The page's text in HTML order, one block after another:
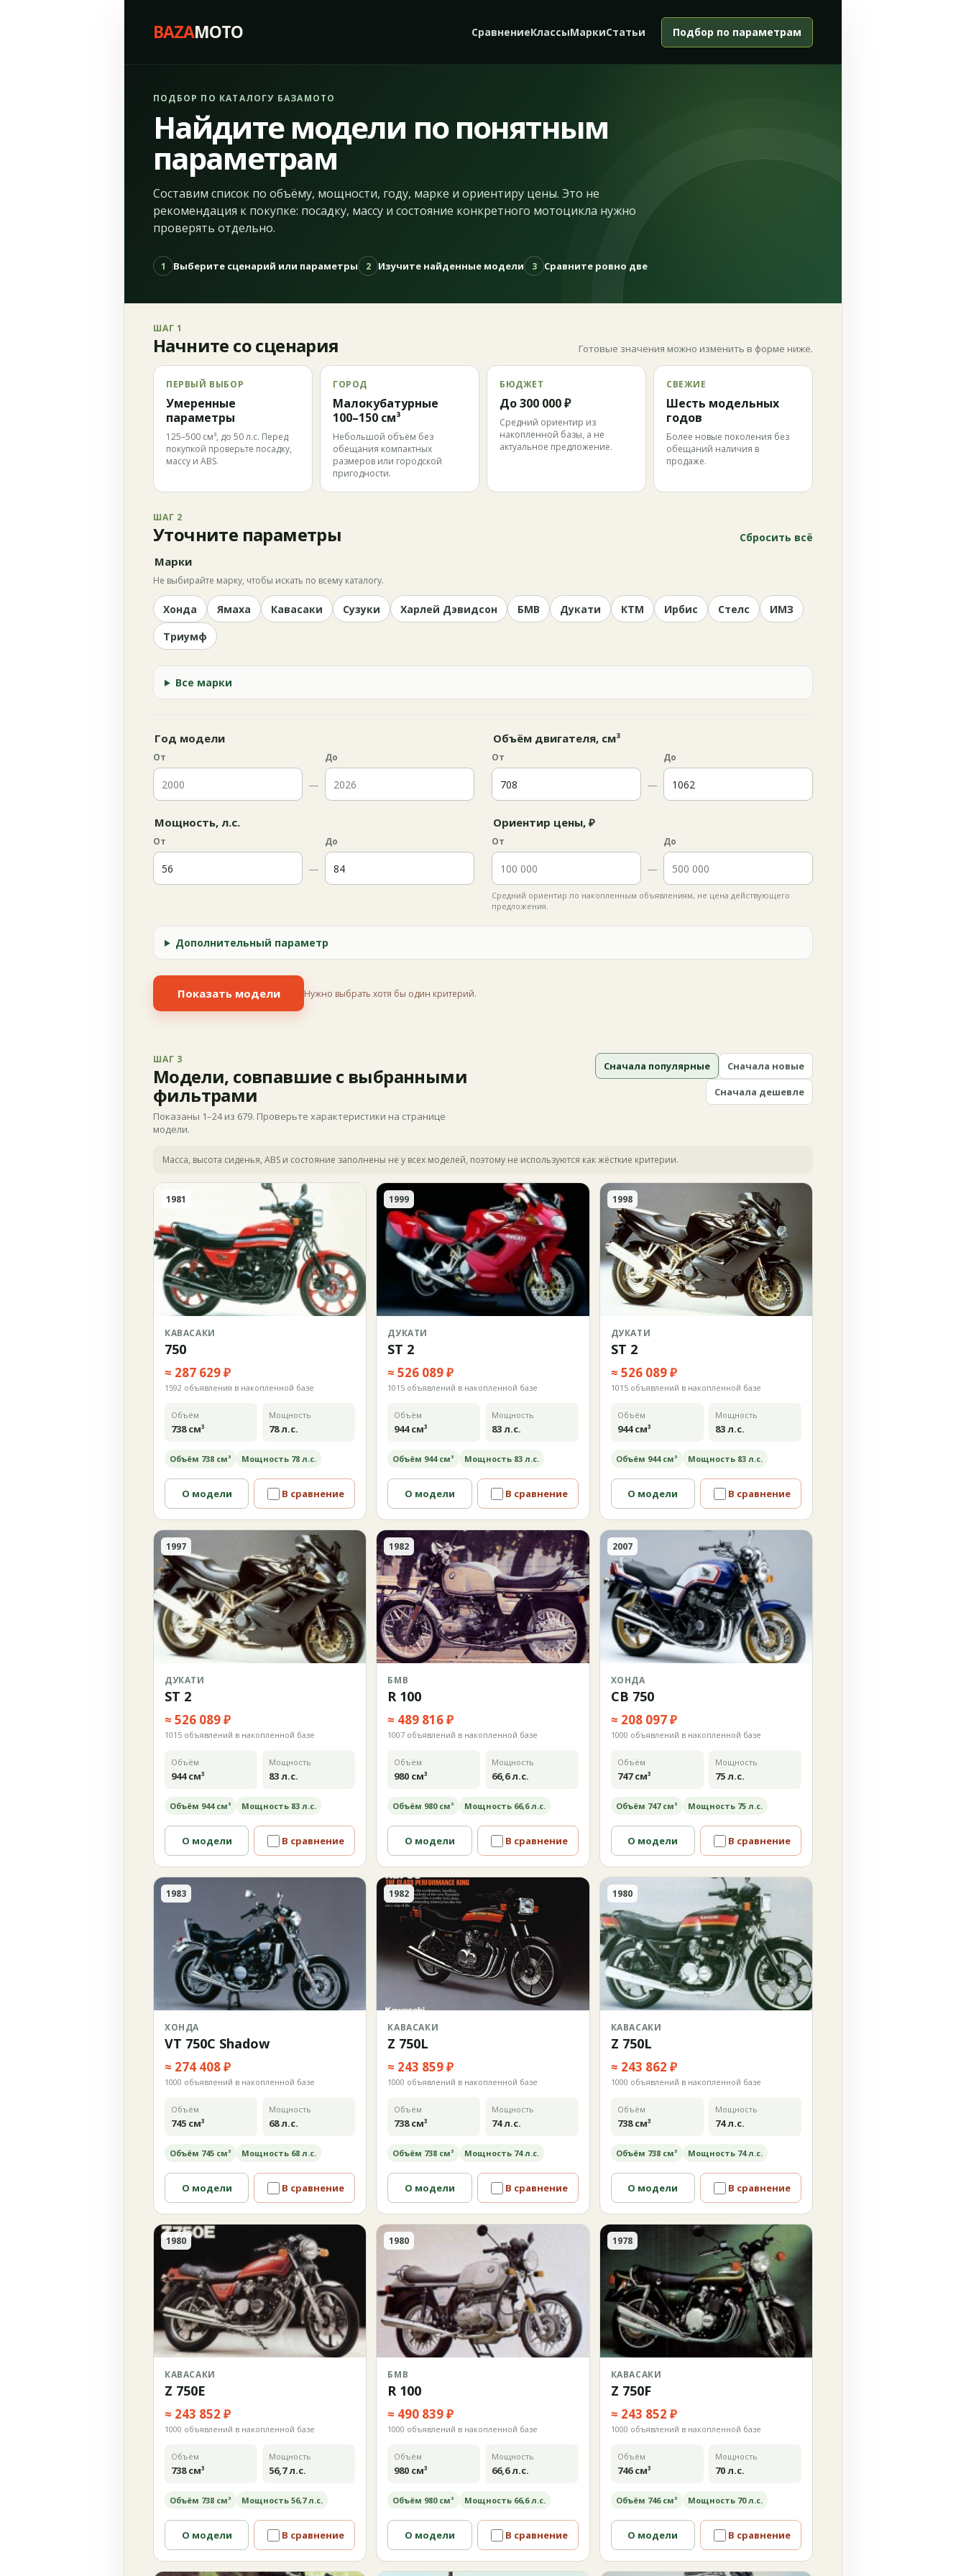
BAZAMOTO СравнениеКлассыМаркиСтатьи Подбор по параметрам
ПОДБОР ПО КАТАЛОГУ БАЗАМОТО
Найдите модели по понятным
параметрам
Составим список по объёму, мощности, году, марке и ориентиру цены. Это не
рекомендация к покупке: посадку, массу и состояние конкретного мотоцикла нужно
проверять отдельно.
1 Выберите сценарий или параметры 2 Изучите найденные модели 3 Сравните ровно две
ШАГ 1
Начните со сценария Готовые значения можно изменить в форме ниже.
ПЕРВЫЙ ВЫБОР
Умеренные
параметры
125–500 см³, до 50 л.с. Перед
покупкой проверьте посадку,
массу и ABS.
ГОРОД
Малокубатурные
100–150 см³
Небольшой объём без
обещания компактных
размеров или городской
пригодности.
БЮДЖЕТ
До 300 000 ₽
Средний ориентир из
накопленной базы, а не
актуальное предложение.
СВЕЖИЕ
Шесть модельных
годов
Более новые поколения без
обещаний наличия в
продаже.
ШАГ 2
Уточните параметры Сбросить всё
Марки
Не выбирайте марку, чтобы искать по всему каталогу.
Хонда Ямаха Кавасаки Сузуки Харлей Дэвидсон БМВ Дукати КТМ Ирбис Стелс
ИМЗ
Триумф
Все марки
Год модели
От
—
До
Объём двигателя, см³
От
—
До
Мощность, л.с.
От
—
До
Ориентир цены, ₽
От
—
До
Средний ориентир по накопленным объявлениям, не цена действующего
предложения.
Дополнительный параметр
Показать модели Нужно выбрать хотя бы один критерий.
ШАГ 3
Модели, совпавшие с выбранными
фильтрами
Показаны 1–24 из 679. Проверьте характеристики на странице
модели.
Сначала популярные
Сначала новые
Сначала дешевле
Масса, высота сиденья, ABS и состояние заполнены не у всех моделей, поэтому не используются как жёсткие критерии.
1981
КАВАСАКИ
750
≈ 287 629 ₽
1592 объявления в накопленной базе
Объём
738 см³
Мощность
78 л.с.
Объём 738 см³ Мощность 78 л.с.
О модели В сравнение
1999
ДУКАТИ
ST 2
≈ 526 089 ₽
1015 объявлений в накопленной базе
Объём
944 см³
Мощность
83 л.с.
Объём 944 см³ Мощность 83 л.с.
О модели В сравнение
1998
ДУКАТИ
ST 2
≈ 526 089 ₽
1015 объявлений в накопленной базе
Объём
944 см³
Мощность
83 л.с.
Объём 944 см³ Мощность 83 л.с.
О модели В сравнение
1997
ДУКАТИ
ST 2
≈ 526 089 ₽
1015 объявлений в накопленной базе
Объём
944 см³
Мощность
83 л.с.
Объём 944 см³ Мощность 83 л.с.
О модели В сравнение
1982
БМВ
R 100
≈ 489 816 ₽
1007 объявлений в накопленной базе
Объём
980 см³
Мощность
66,6 л.с.
Объём 980 см³ Мощность 66,6 л.с.
О модели В сравнение
2007
ХОНДА
CB 750
≈ 208 097 ₽
1000 объявлений в накопленной базе
Объём
747 см³
Мощность
75 л.с.
Объём 747 см³ Мощность 75 л.с.
О модели В сравнение
1983
ХОНДА
VT 750C Shadow
≈ 274 408 ₽
1000 объявлений в накопленной базе
Объём
745 см³
Мощность
68 л.с.
Объём 745 см³ Мощность 68 л.с.
О модели В сравнение
1982
КАВАСАКИ
Z 750L
≈ 243 859 ₽
1000 объявлений в накопленной базе
Объём
738 см³
Мощность
74 л.с.
Объём 738 см³ Мощность 74 л.с.
О модели В сравнение
1980
КАВАСАКИ
Z 750L
≈ 243 862 ₽
1000 объявлений в накопленной базе
Объём
738 см³
Мощность
74 л.с.
Объём 738 см³ Мощность 74 л.с.
О модели В сравнение
1980
КАВАСАКИ
Z 750E
≈ 243 852 ₽
1000 объявлений в накопленной базе
Объём
738 см³
Мощность
56,7 л.с.
Объём 738 см³ Мощность 56,7 л.с.
О модели В сравнение
1980
БМВ
R 100
≈ 490 839 ₽
1000 объявлений в накопленной базе
Объём
980 см³
Мощность
66,6 л.с.
Объём 980 см³ Мощность 66,6 л.с.
О модели В сравнение
1978
КАВАСАКИ
Z 750F
≈ 243 852 ₽
1000 объявлений в накопленной базе
Объём
746 см³
Мощность
70 л.с.
Объём 746 см³ Мощность 70 л.с.
О модели В сравнение